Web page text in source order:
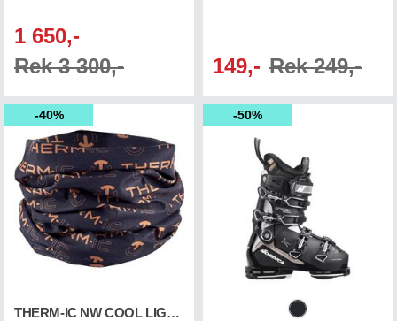
1 650,-
Rek 3 300,-
149,- Rek 249,-
40%
THERM-IC NW COOL LIGHT Carbon Thermic
50%